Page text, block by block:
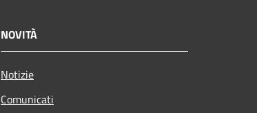
NOVITÀ
Notizie
Comunicati